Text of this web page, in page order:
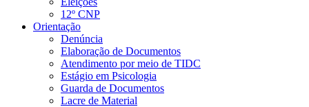
12º CNP
Orientação
Denúncia
Elaboração de Documentos
Atendimento por meio de TIDC
Estágio em Psicologia
Guarda de Documentos
Lacre de Material